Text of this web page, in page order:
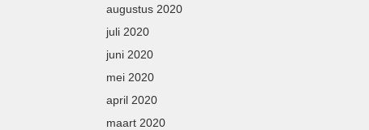
augustus 2020
juli 2020
juni 2020
mei 2020
april 2020
maart 2020